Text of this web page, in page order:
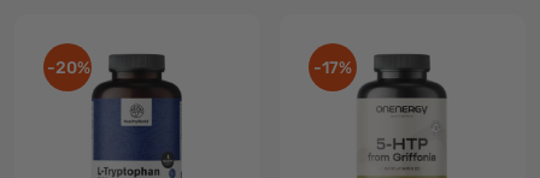
-20% -17%